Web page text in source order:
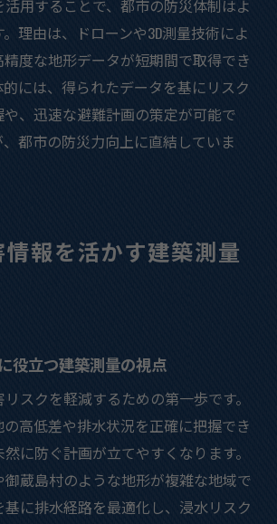
用することで、都市の防災体制はよ
理由は、ドローンや3D測量技術によ
精度な地形データが短期間で取得でき
には、得られたデータを基にリスク
、迅速な避難計画の策定が可能で
都市の防災力向上に直結していま
報を活かす建築測量
役立つ建築測量の視点
スクを軽減するための第一歩です。
高低差や排水状況を正確に把握でき
に防ぐ計画が立てやすくなります。
蔵島村のような地形が複雑な地域で
に排水経路を最適化し、浸水リスク